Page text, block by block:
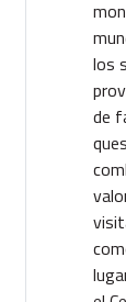
los
de